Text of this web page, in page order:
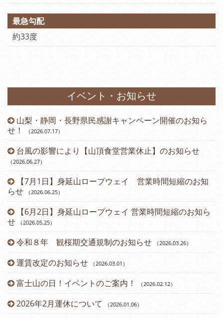
最急勾配
約33度
イベント・お知らせ
山梨・静岡・長野県民感謝キャンペーン開催のお知ら
せ！
（2026.07.17）
台風の影響により【山頂食堂営業休止】のお知らせ
（2026.06.27）
【7月1日】身延山ロープウェイ 営業時間短縮のお知
らせ
（2026.06.25）
【6月2日】身延山ロープウェイ 営業時間短縮のお知ら
せ
（2026.05.25）
令和８年 観桜期交通規制のお知らせ （2026.03.26）
運賃改定のお知らせ （2026.03.01 ）
富士山の日！イベントのご案内！ （2026.02.12）
2026年2月運休について （2026.01.06）